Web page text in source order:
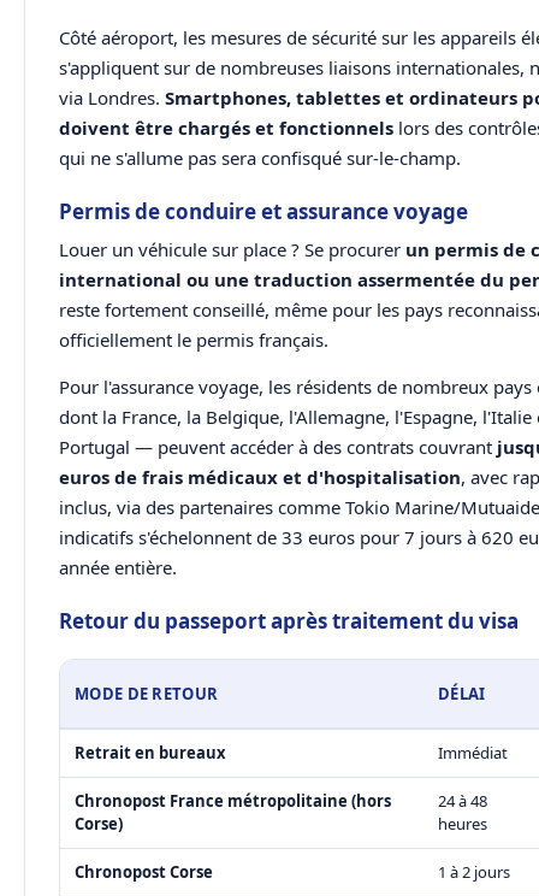
Côté aéroport, les mesures de sécurité sur les appareils
s'appliquent sur de nombreuses liaisons internationales,
via Londres. Smartphones, tablettes et ordinateurs
doivent être chargés et fonctionnels lors des
qui ne s'allume pas sera confisqué sur-le-champ.
Permis de conduire et assurance voyage
Louer un véhicule sur place ? Se procurer un permis de
international ou une traduction assermentée du
reste fortement conseillé, même pour les pays
officiellement le permis français.
Pour l'assurance voyage, les résidents de nombreux
dont la France, la Belgique, l'Allemagne, l'Espagne, l'Italie
Portugal — peuvent accéder à des contrats couvrant
euros de frais médicaux et d'hospitalisation, avec
inclus, via des partenaires comme Tokio Marine/
indicatifs s'échelonnent de 33 euros pour 7 jours à 620
année entière.
Retour du passeport après traitement du visa
MODE DE RETOUR DÉLAI
Retrait en bureaux Immédiat
Chronopost France métropolitaine (hors
Corse)
24 à 48
heures
Chronopost Corse 1 à 2 jours